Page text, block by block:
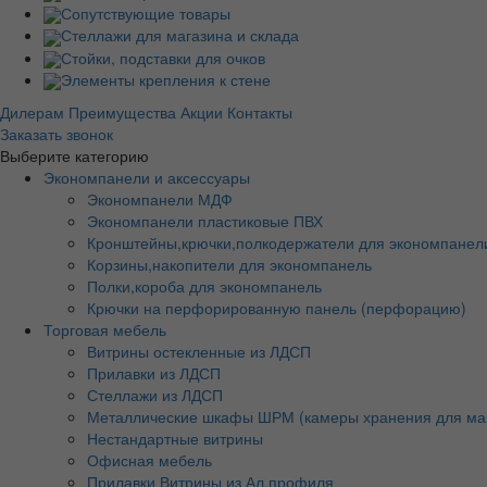
Сопутствующие товары
Стеллажи для магазина и склада
Стойки, подставки для очков
Элементы крепления к стене
Дилерам Преимущества Акции Контакты
Заказать звонок
Выберите категорию
Экономпанели и аксессуары
Экономпанели МДФ
Экономпанели пластиковые ПВХ
Кронштейны,крючки,полкодержатели для
Корзины,накопители для экономпанель
Полки,короба для экономпанель
Крючки на перфорированную панель (перфорацию)
Торговая мебель
Витрины остекленные из ЛДСП
Прилавки из ЛДСП
Стеллажи из ЛДСП
Металлические шкафы ШРМ (камеры хранения для
Нестандартные витрины
Офисная мебель
Прилавки Витрины из Ал.профиля